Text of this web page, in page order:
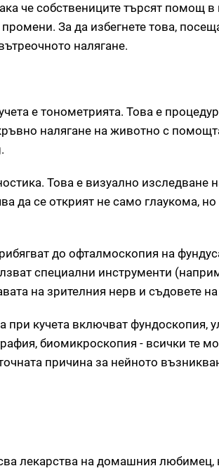
че собствениците търсят помощ в
За да избегнете това,
налягане.
е тонометрията. Това е
налягане на животно с
Това е визуално изследване
да се открият не само глаукома, но
до офталмоскопия на
специални инструменти
на зрителния нерв и съдовете
кучета включват фундоскопия,
биомикроскопия - всички те
причина за нейното
лекарства на домашния любимец,